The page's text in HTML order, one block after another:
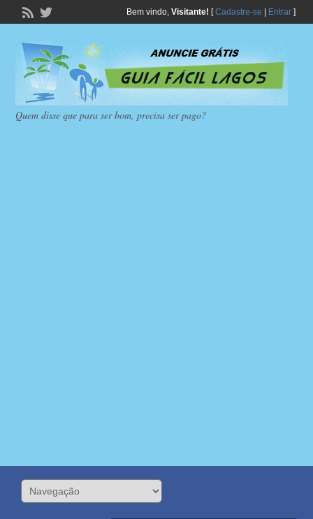
Bem vindo, Visitante! [Cadastre-se Entrar]
Quem disse que para ser bom, precisa ser pago?